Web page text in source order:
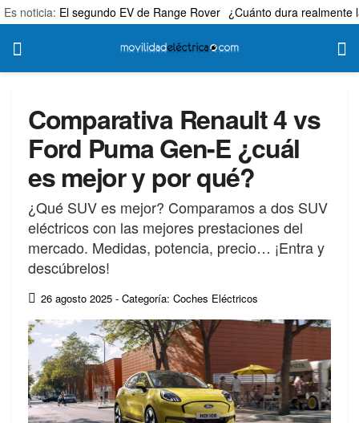
Es noticia: El segundo EV de Range Rover ¿Cuánto dura realmente
Comparativa Renault 4 vs
Ford Puma Gen-E ¿cuál
es mejor y por qué?
¿Qué SUV es mejor? Comparamos a dos SUV
eléctricos con las mejores prestaciones del
mercado. Medidas, potencia, precio… ¡Entra y
descúbrelos!
26 agosto 2025 - Categoría: Coches Eléctricos